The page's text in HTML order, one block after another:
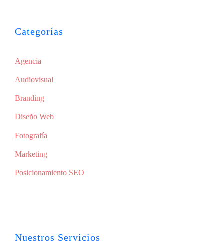
Categorías
Agencia
Audiovisual
Branding
Diseño Web
Fotografía
Marketing
Posicionamiento SEO
Nuestros Servicios